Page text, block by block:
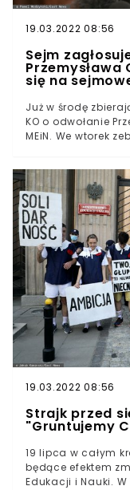
19.03.2022 08:56
Sejm
Przemysława
się na
Już w środę
KO o odwołanie
MEiN. We wtorek
posłom
posiedzenie.
odbudowy
emocją ustawą
ustawą anty-
wniosku o wotum
Przemysława
19.03.2022 08:56
Strajk przed
"Gruntujemy
19 lipca w całym
będące efektem
Edukacji i Nauki.